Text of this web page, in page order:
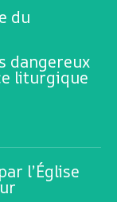
du
dangereux
liturgique
l’Église